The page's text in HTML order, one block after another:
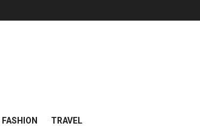
FASHION TRAVEL